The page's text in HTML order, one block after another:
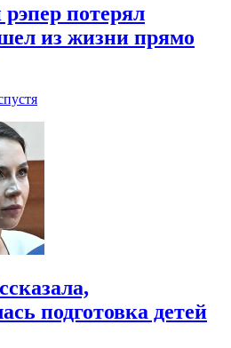
потерял
из жизни прямо
подготовка детей